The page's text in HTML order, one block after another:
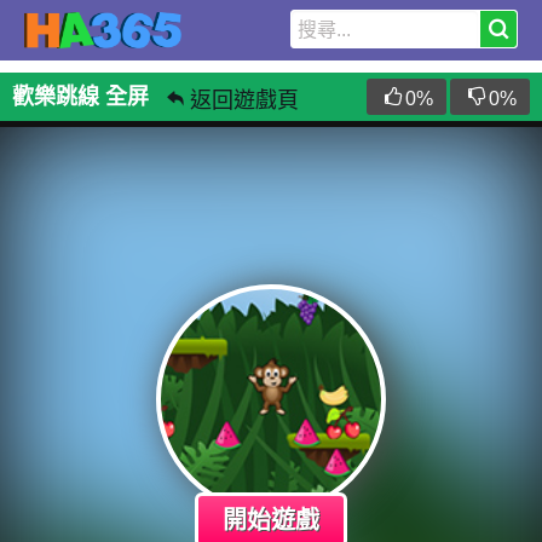
歡樂跳線 全屏 返回遊戲頁 0% 0%
開始遊戲